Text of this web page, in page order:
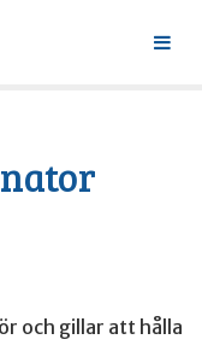
Växla
och gillar att hålla